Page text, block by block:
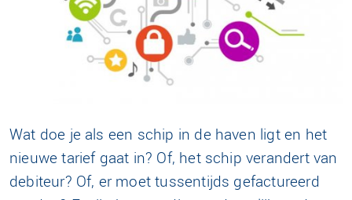
Wat doe je als een schip in de haven ligt en het
nieuwe tarief gaat in? Of, het schip verandert van
debiteur? Of, er moet tussentijds gefactureerd